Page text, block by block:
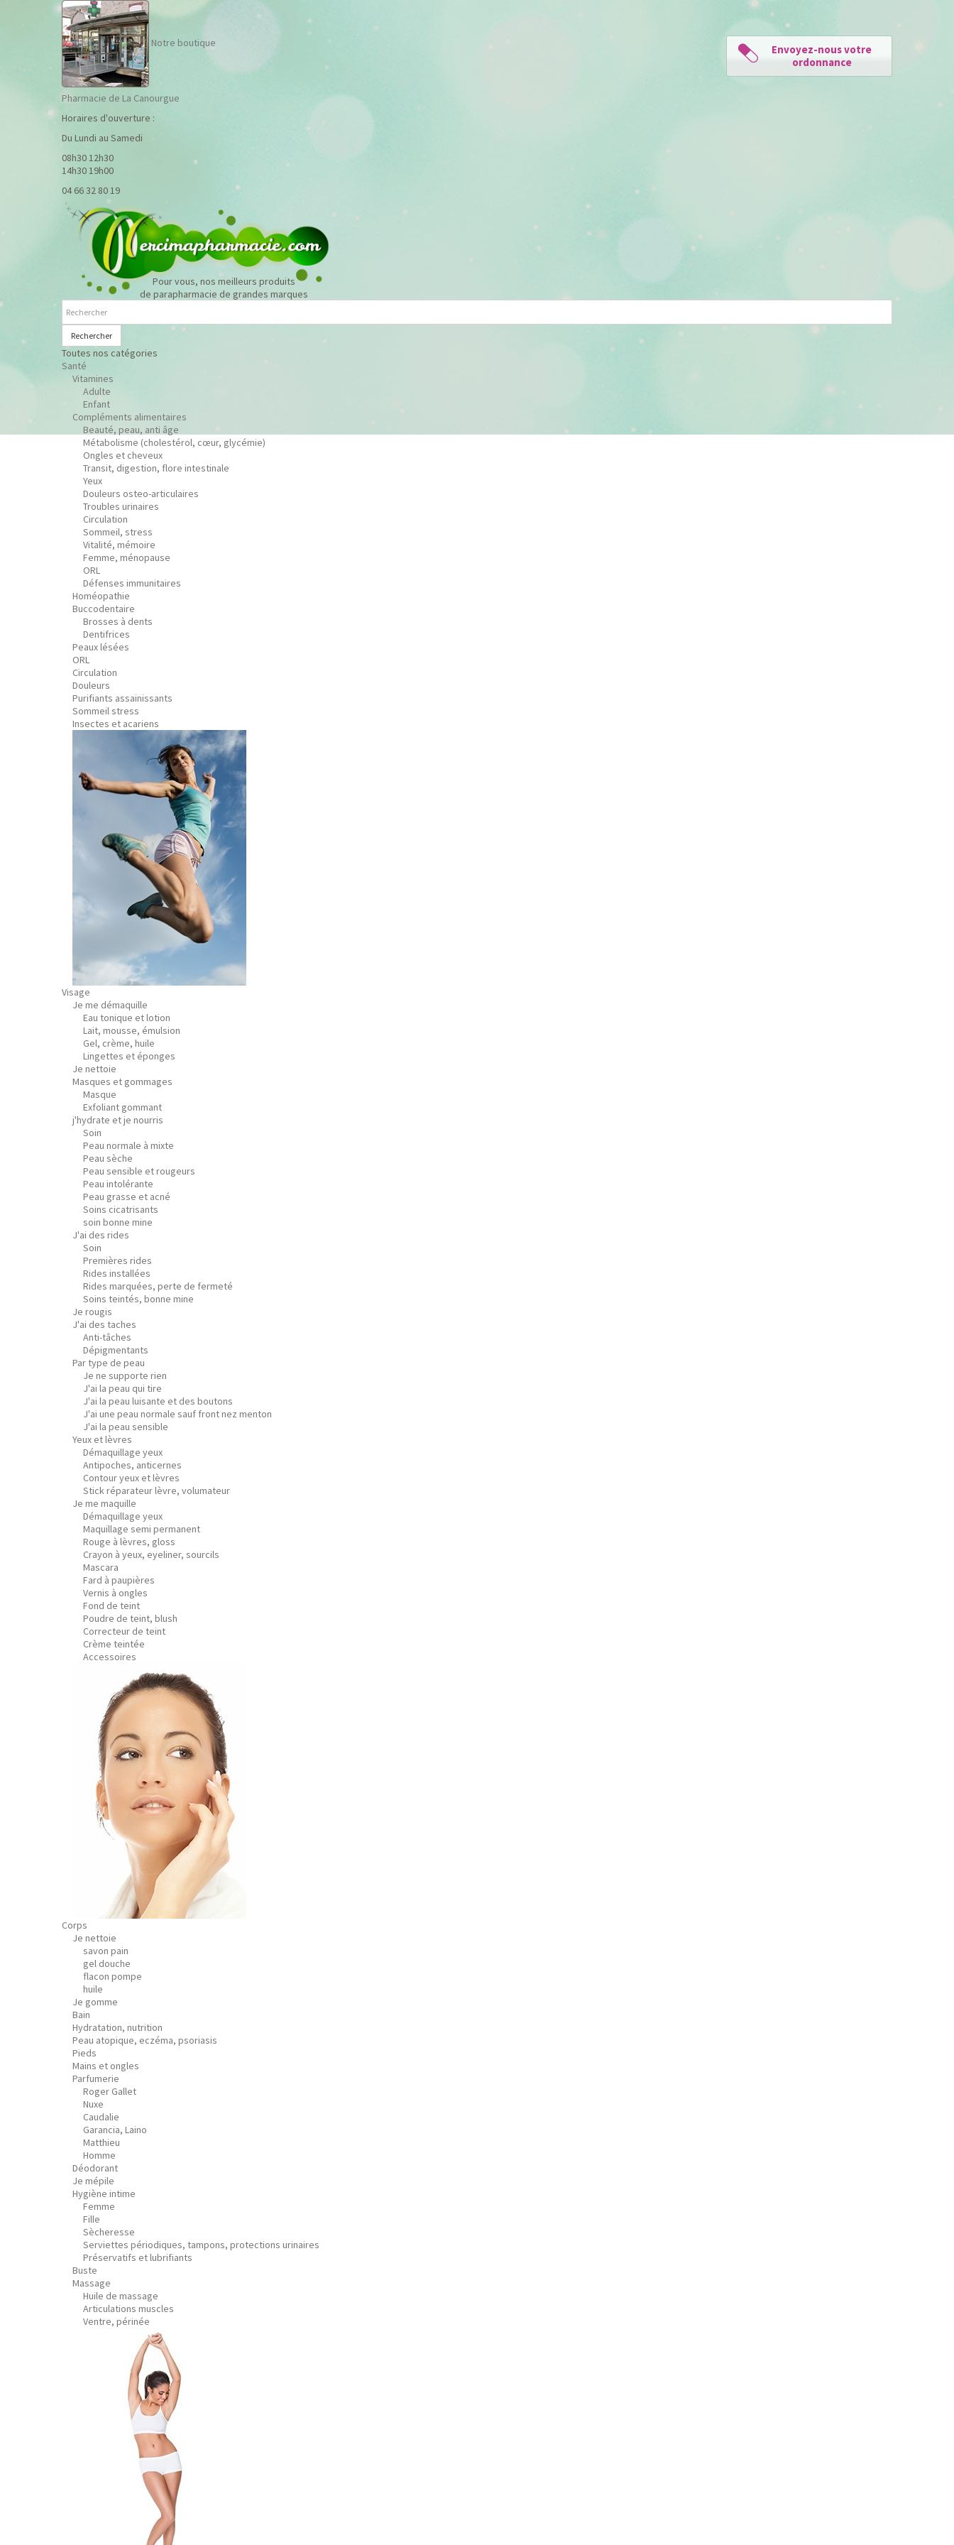
Notre boutique
Pharmacie de La Canourgue
Horaires d'ouverture :
Du Lundi au Samedi
08h30 12h30
14h30 19h00
04 66 32 80 19
Pour vous, nos meilleurs produits
de parapharmacie de grandes marques
Rechercher
Toutes nos catégories
Santé
Vitamines
Adulte
Enfant
Compléments alimentaires
Beauté, peau, anti âge
Métabolisme (cholestérol, cœur, glycémie)
Ongles et cheveux
Transit, digestion, flore intestinale
Yeux
Douleurs osteo-articulaires
Troubles urinaires
Circulation
Sommeil, stress
Vitalité, mémoire
Femme, ménopause
ORL
Défenses immunitaires
Homéopathie
Buccodentaire
Brosses à dents
Dentifrices
Peaux lésées
ORL
Circulation
Douleurs
Purifiants assainissants
Sommeil stress
Insectes et acariens
Visage
Je me démaquille
Eau tonique et lotion
Lait, mousse, émulsion
Gel, crème, huile
Lingettes et éponges
Je nettoie
Masques et gommages
Masque
Exfoliant gommant
j'hydrate et je nourris
Soin
Peau normale à mixte
Peau sèche
Peau sensible et rougeurs
Peau intolérante
Peau grasse et acné
Soins cicatrisants
soin bonne mine
J'ai des rides
Soin
Premières rides
Rides installées
Rides marquées, perte de fermeté
Soins teintés, bonne mine
Je rougis
J'ai des taches
Anti-tâches
Dépigmentants
Par type de peau
Je ne supporte rien
J'ai la peau qui tire
J'ai la peau luisante et des boutons
J'ai une peau normale sauf front nez menton
J'ai la peau sensible
Yeux et lèvres
Démaquillage yeux
Antipoches, anticernes
Contour yeux et lèvres
Stick réparateur lèvre, volumateur
Je me maquille
Démaquillage yeux
Maquillage semi permanent
Rouge à lèvres, gloss
Crayon à yeux, eyeliner, sourcils
Mascara
Fard à paupières
Vernis à ongles
Fond de teint
Poudre de teint, blush
Correcteur de teint
Crème teintée
Accessoires
Corps
Je nettoie
savon pain
gel douche
flacon pompe
huile
Je gomme
Bain
Hydratation, nutrition
Peau atopique, eczéma, psoriasis
Pieds
Mains et ongles
Parfumerie
Roger Gallet
Nuxe
Caudalie
Garancia, Laino
Matthieu
Homme
Déodorant
Je mépile
Hygiène intime
Femme
Fille
Sècheresse
Serviettes périodiques, tampons, protections urinaires
Préservatifs et lubrifiants
Buste
Massage
Huile de massage
Articulations muscles
Ventre, périnée
Envoyez-nous votre
ordonnance